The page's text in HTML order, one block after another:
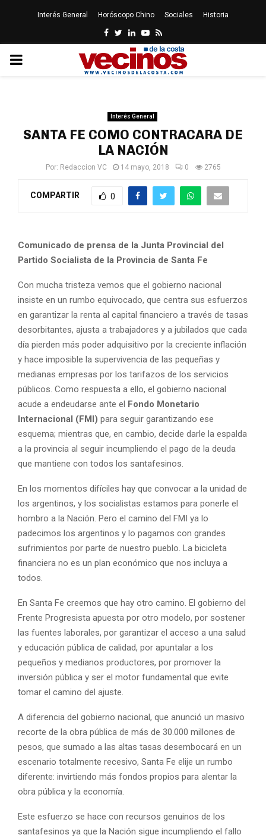
Interés General Horóscopo Chino Sociales Historia
Facebook
Twitter
LinkedinYoutube
Rss
PRIMARY
Interés General
SANTA FE COMO CONTRACARA DE
LA NACIÓN
Por: Redaccion VC 14 mayo, 2018 0 2765
COMPARTIR 0
Comunicado de prensa de la Junta Provincial del
Partido Socialista de la Provincia de Santa Fe
Con mucha tristeza vemos que el gobierno nacional
insiste en un rumbo equivocado, que centra sus esfuerzos
en garantizar la renta al capital financiero a través de tasas
desorbitantes, ajusta a trabajadores y a jubilados que cada
día pierden más poder adquisitivo por la creciente inflación
y hace imposible la supervivencia de las pequeñas y
medianas empresas por los tarifazos de los servicios
públicos. Como respuesta a ello, el gobierno nacional
acude a endeudarse ante el Fondo Monetario
Internacional (FMI) para seguir garantizando ese
esquema; mientras que, en cambio, decide darle la espalda
a la provincia al seguir incumpliendo el pago de la deuda
que mantiene con todos los santafesinos.
En los momentos difíciles hay que convocar a la unidad de
los argentinos, y los socialistas estamos para ponerle el
hombro a la Nación. Pero el camino del FMI ya lo
padecimos los argentinos y lo pagamos con grandes
sufrimientos por parte de nuestro pueblo. La bicicleta
financiera no es un plan económico que nos incluya a
todos.
En Santa Fe creemos que hay otro camino. El gobierno del
Frente Progresista apuesta por otro modelo, por sostener
las fuentes laborales, por garantizar el acceso a una salud
y educación pública de calidad, por apuntalar a los
pequeños y medianos productores, por promover la
inversión pública y ser el motor fundamental que evite
tomar el camino del ajuste.
A diferencia del gobierno nacional, que anunció un masivo
recorte de la obra pública de más de 30.000 millones de
pesos, que sumado a las altas tasas desembocará en un
escenario totalmente recesivo, Santa Fe elije un rumbo
diferente: invirtiendo más fondos propios para alentar la
obra pública y la economía.
Este esfuerzo se hace con recursos genuinos de los
santafesinos ya que la Nación sigue incumpliendo el fallo